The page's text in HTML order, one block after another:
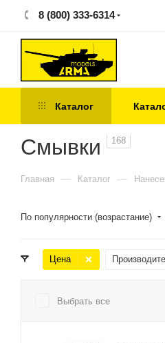
8 (800) 333-6314
Каталог
Смывки 168
Главная — Каталог —
По популярности (возрастание)
Цена
Выбрать все